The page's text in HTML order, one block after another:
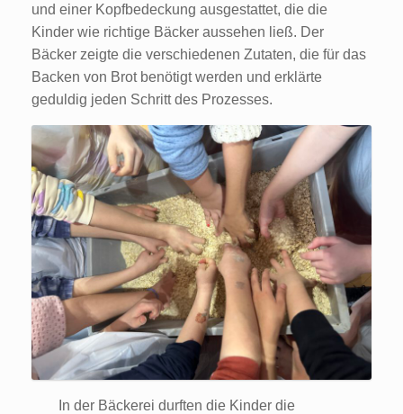
und einer Kopfbedeckung ausgestattet, die die
Kinder wie richtige Bäcker aussehen ließ. Der
Bäcker zeigte die verschiedenen Zutaten, die für das
Backen von Brot benötigt werden und erklärte
geduldig jeden Schritt des Prozesses.
In der Bäckerei durften die Kinder die